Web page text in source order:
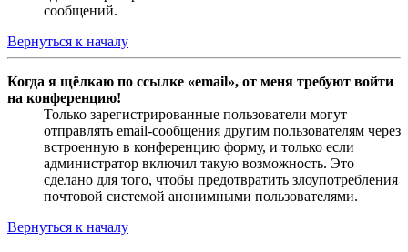
сообщений.
Вернуться к началу
Когда я щёлкаю по ссылке «email», от меня требуют войти
на конференцию!
Только зарегистрированные пользователи могут
отправлять email-сообщения другим пользователям через
встроенную в конференцию форму, и только если
администратор включил такую возможность. Это
сделано для того, чтобы предотвратить злоупотребления
почтовой системой анонимными пользователями.
Вернуться к началу